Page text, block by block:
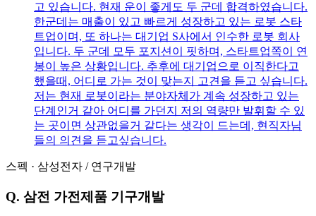
고 있습니다. 현재 운이 좋게도 두 군데 합격하였습니다.
한군데는 매출이 있고 빠르게 성장하고 있는 로봇 스타
트업이며, 또 하나는 대기업 S사에서 인수한 로봇 회사
입니다. 두 군데 모두 포지션이 핏하며, 스타트업쪽이 연
봉이 높은 상황입니다. 추후에 대기업으로 이직한다고
했을때, 어디로 가는 것이 맞는지 고견을 듣고 싶습니다.
저는 현재 로봇이라는 분야자체가 계속 성장하고 있는
단계인거 같아 어디를 가던지 저의 역량만 발휘할 수 있
는 곳이면 상관없을거 같다는 생각이 드는데, 현직자님
들의 의견을 듣고싶습니다.
스펙 · 삼성전자 / 연구개발
Q. 삼전 가전제품 기구개발